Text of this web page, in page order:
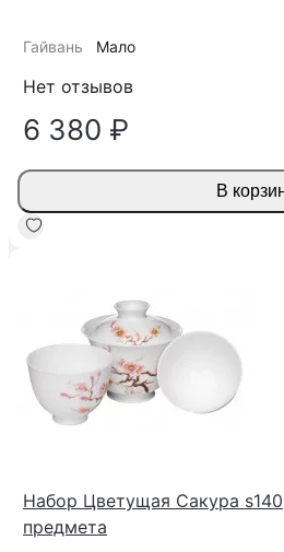
Гайвань Мало
Нет отзывов
6 380 ₽
В
Набор Цветущая Сакура
предмета